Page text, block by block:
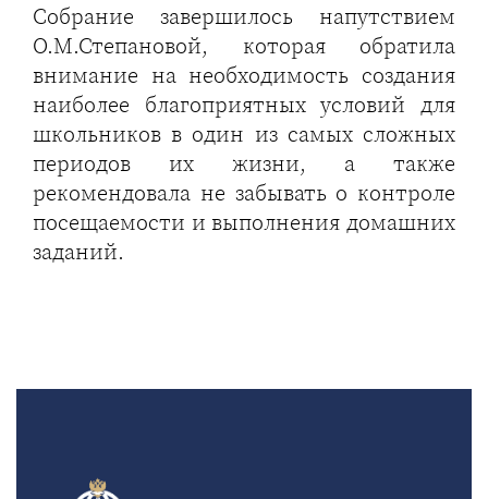
Собрание завершилось напутствием
О.М.Степановой, которая обратила
внимание на необходимость создания
наиболее благоприятных условий для
школьников в один из самых сложных
периодов их жизни, а также
рекомендовала не забывать о контроле
посещаемости и выполнения домашних
заданий.